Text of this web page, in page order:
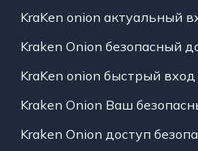
KraKen onion актуальный
Kraken Onion безопасный
KraKen onion быстрый вход
Kraken Onion Ваш
Kraken Onion доступ